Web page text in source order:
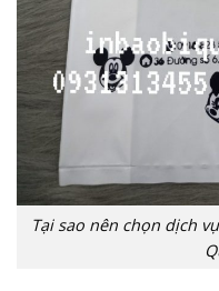
Tại sao nên chọn dịch